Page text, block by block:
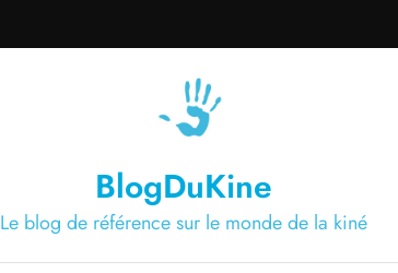
BlogDuKine
Le blog de référence sur le monde de la kiné